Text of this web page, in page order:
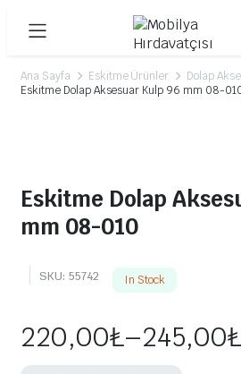
Ana Sayfa Eskitme Ürünler Dolap
Eskitme Dolap Aksesuar Kulp 96 mm 08-
Eskitme Dolap
mm 08-010
SKU: 55742 In Stock
220,00₺–245,00₺